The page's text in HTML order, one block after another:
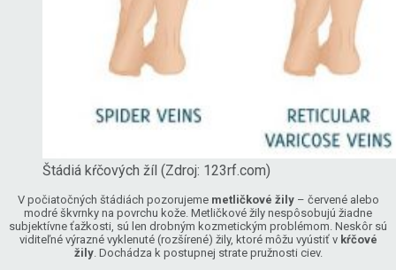
Štádiá kŕčových žíl (Zdroj: 123rf.com)
V počiatočných štádiách pozorujeme metličkové žily– červené alebo
modré škvrnky na povrchu kože. Metličkové žily nespôsobujú žiadne
subjektívne ťažkosti, sú len drobným kozmetickým problémom. Neskôr sú
viditeľné výrazné vyklenuté (rozšírené) žily, ktoré môžu vyústiť v kŕčové
žily. Dochádza k postupnej strate pružnosti ciev.